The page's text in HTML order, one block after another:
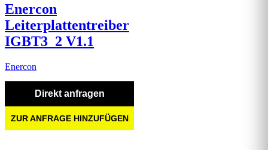
Enercon
Leiterplattentreiber
IGBT3_2 V1.1
Enercon
Direkt anfragen
ZUR ANFRAGE HINZUFÜGEN